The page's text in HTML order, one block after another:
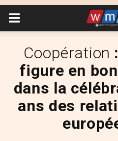
Coopération
figure en
dans la
ans des